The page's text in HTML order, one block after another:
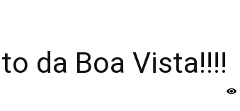
da Boa Vista!!!!